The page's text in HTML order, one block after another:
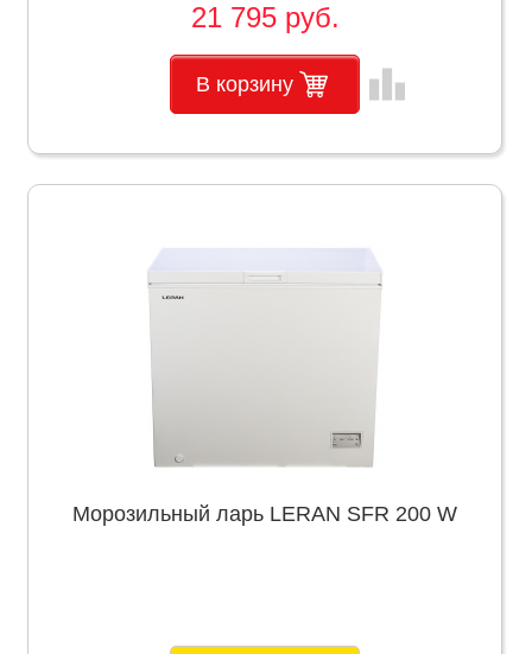
21 795 руб.
В корзину leaderboard
Морозильный ларь LERAN SFR 200 W